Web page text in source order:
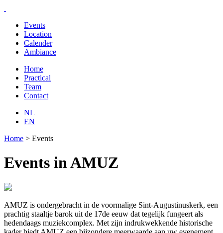
Events
Location
Calender
Ambiance
Home
Practical
Team
Contact
NL
EN
Home > Events
Events in AMUZ
AMUZ is ondergebracht in de voormalige Sint-Augustinuskerk, een
prachtig staaltje barok uit de 17de eeuw dat tegelijk fungeert als
hedendaags muziekcomplex. Met zijn indrukwekkende historische